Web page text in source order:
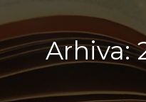
Arhiva: